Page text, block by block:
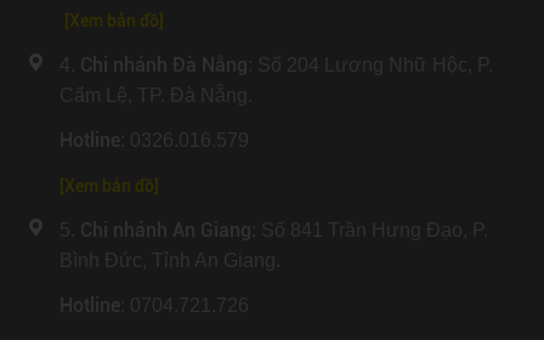
[Xem bản đồ]
4. Chi nhánh Đà Nẵng: Số 204 Lương Nhữ Hộc, P.
Cẩm Lệ, TP. Đà Nẵng.
Hotline: 0326.016.579
Xem bản đồ
5. Chi nhánh An Giang: Số 841 Trần Hưng Đạo, P.
Bình Đức, Tỉnh An Giang.
Hotline: 0704.721.726